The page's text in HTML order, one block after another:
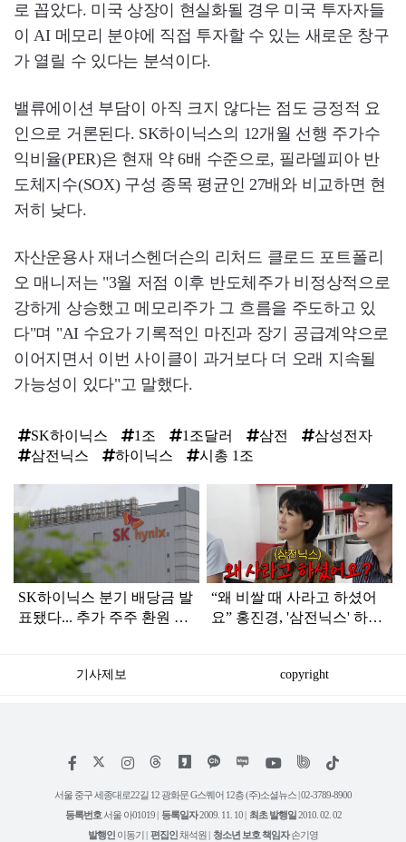
로 꼽았다. 미국 상장이 현실화될 경우 미국 투자자들
이 AI 메모리 분야에 직접 투자할 수 있는 새로운 창구
가 열릴 수 있다는 분석이다.
밸류에이션 부담이 아직 크지 않다는 점도 긍정적 요
인으로 거론된다. SK하이닉스의 12개월 선행 주가수
익비율(PER)은 현재 약 6배 수준으로, 필라델피아 반
도체지수(SOX) 구성 종목 평균인 27배와 비교하면 현
저히 낮다.
자산운용사 재너스헨더슨의 리처드 클로드 포트폴리
오 매니저는 "3월 저점 이후 반도체주가 비정상적으로
강하게 상승했고 메모리주가 그 흐름을 주도하고 있
다"며 "AI 수요가 기록적인 마진과 장기 공급계약으로
이어지면서 이번 사이클이 과거보다 더 오래 지속될
가능성이 있다"고 말했다.
SK하이닉스 1조 1조달러 삼전
삼성전자
삼전닉스
하이닉스 시총 1조
탑
라
인
SK하이닉스 분기 배당금 발
표됐다... 추가 주주 환원 방
“왜 비쌀 때 사라고 하셨어
요” 홍진경, '삼전닉스' 하락
기사제보 copyright
페
스
인
타
램
위
트
유
튜
틱
서울 중구 세종대로22길 12 광화문 G스퀘어 12층 (주)소셜뉴스 | 02-3789-8900
등록번호 서울 아01019 | 등록일자2009. 11. 10 | 최초 발행일2010. 02. 02
발행인 이동기 | 편집인채석원 | 청소년 보호 책임자손기영